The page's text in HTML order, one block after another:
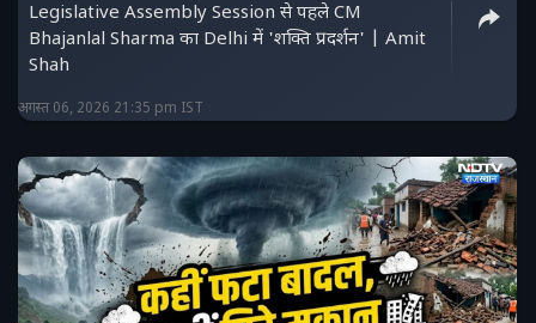
Legislative Assembly Session से पहले CM
Bhajanlal Sharma का Delhi में 'शक्ति प्रदर्शन' | Amit
Shah
अगस्त 06, 2026 21:35 pm IST